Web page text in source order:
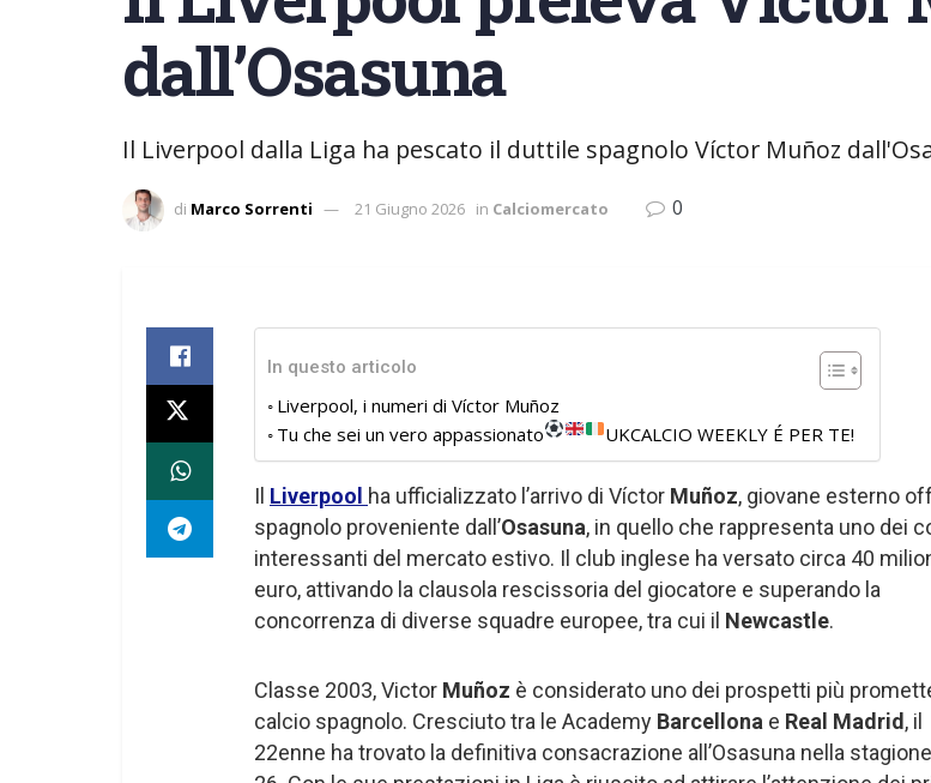
dall’Osasuna
Il Liverpool dalla Liga ha pescato il duttile spagnolo Víctor Muñoz
di Marco Sorrenti 21 Giugno 2026 in Calciomercato 0
In questo articolo
Liverpool, i numeri di Víctor Muñoz
Tu che sei un vero appassionato
UKCALCIO WEEKLY É PER TE!
Il Liverpool ha ufficializzato l’arrivo di Víctor Muñoz, giovane esterno
spagnolo proveniente dall’Osasuna, in quello che rappresenta uno dei
interessanti del mercato estivo. Il club inglese ha versato circa 40
euro, attivando la clausola rescissoria del giocatore e superando la
concorrenza di diverse squadre europee, tra cui il Newcastle.
Classe 2003, Victor Muñoz è considerato uno dei prospetti più
calcio spagnolo. Cresciuto tra le Academy Barcellona e Real Madrid , il
22enne ha trovato la definitiva consacrazione all’Osasuna nella